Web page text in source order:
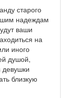
старого
надеждам
ваши
на
иного
душой,
близкую